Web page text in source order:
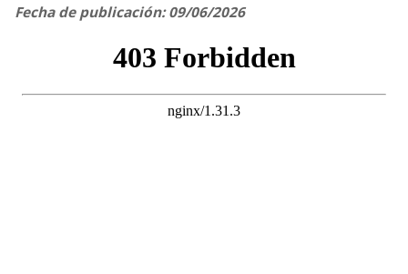
Fecha de publicación: 09/06/2026